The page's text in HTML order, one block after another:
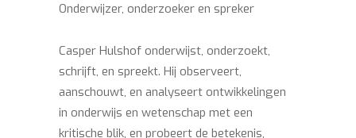
Onderwijzer, onderzoeker en spreker
Casper Hulshof onderwijst, onderzoekt,
schrijft, en spreekt. Hij observeert,
aanschouwt, en analyseert ontwikkelingen
in onderwijs en wetenschap met een
kritische blik, en probeert de betekenis,